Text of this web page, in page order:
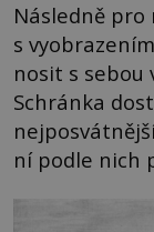
Následně pro
s
nosit s sebou
Schránka
ní podle nich